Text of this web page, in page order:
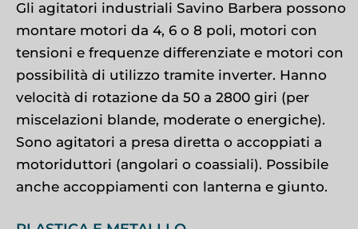
Gli agitatori industriali Savino Barbera possono
montare motori da 4, 6 o 8 poli, motori con
tensioni e frequenze differenziate e motori con
possibilità di utilizzo tramite inverter. Hanno
velocità di rotazione da 50 a 2800 giri (per
miscelazioni blande, moderate o energiche).
Sono agitatori a presa diretta o accoppiati a
motoriduttori (angolari o coassiali). Possibile
anche accoppiamenti con lanterna e giunto.